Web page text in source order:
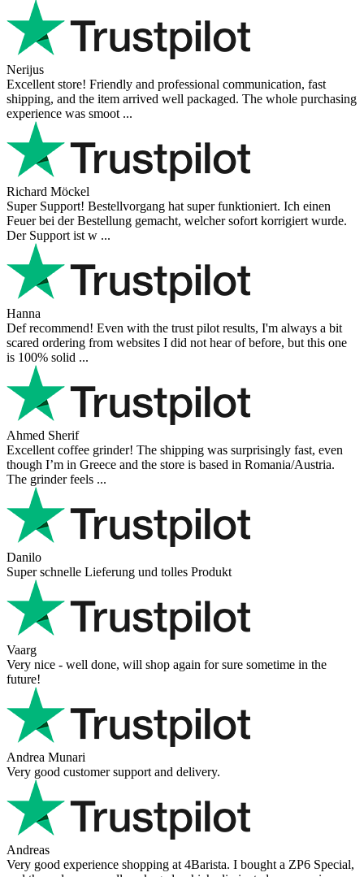
Nerijus
Excellent store! Friendly and professional communication, fast
shipping, and the item arrived well packaged. The whole purchasing
experience was smoot ...
Richard Möckel
Super Support! Bestellvorgang hat super funktioniert. Ich einen
Feuer bei der Bestellung gemacht, welcher sofort korrigiert wurde.
Der Support ist w ...
Hanna
Def recommend! Even with the trust pilot results, I'm always a bit
scared ordering from websites I did not hear of before, but this one
is 100% solid ...
Ahmed Sherif
Excellent coffee grinder! The shipping was surprisingly fast, even
though I’m in Greece and the store is based in Romania/Austria.
The grinder feels ...
Danilo
Super schnelle Lieferung und tolles Produkt
Vaarg
Very nice - well done, will shop again for sure sometime in the
future!
Andrea Munari
Very good customer support and delivery.
Andreas
Very good experience shopping at 4Barista. I bought a ZP6 Special,